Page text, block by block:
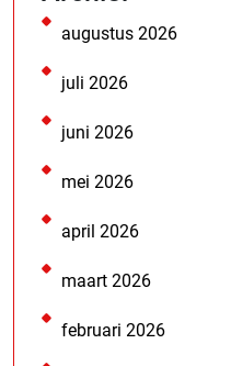
augustus 2026
juli 2026
juni 2026
mei 2026
april 2026
maart 2026
februari 2026